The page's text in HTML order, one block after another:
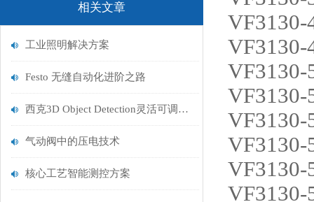
相关文章
工业照明解决方案
Festo 无缝自动化进阶之路
西克3D Object Detection灵活可调的防撞系统
气动阀中的压电技术
核心工艺智能测控方案
VF3130-
VF3130-
VF3130-
VF3130-
VF3130-
VF3130-
VF3130-
VF3130-